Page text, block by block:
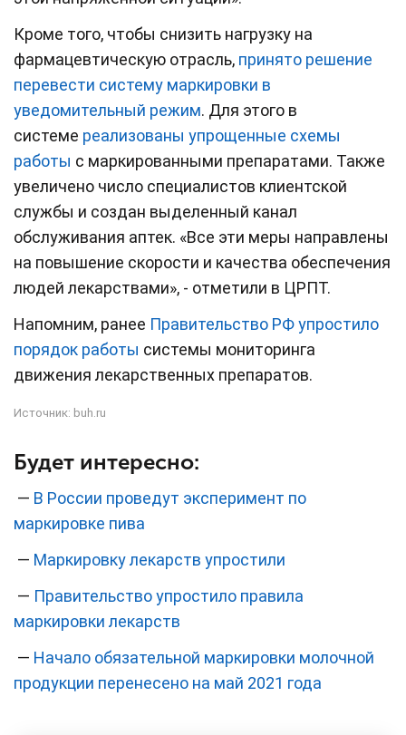
Кроме того, чтобы снизить нагрузку на
фармацевтическую отрасль, принято решение
перевести систему маркировки в
уведомительный режим. Для этого в
системе реализованы упрощенные схемы
работы с маркированными препаратами. Также
увеличено число специалистов клиентской
службы и создан выделенный канал
обслуживания аптек. «Все эти меры направлены
на повышение скорости и качества обеспечения
людей лекарствами», - отметили в ЦРПТ.
Напомним, ранее Правительство РФ упростило
порядок работы системы мониторинга
движения лекарственных препаратов.
Источник: buh.ru
Будет интересно:
— В России проведут эксперимент по
маркировке пива
— Маркировку лекарств упростили
— Правительство упростило правила
маркировки лекарств
— Начало обязательной маркировки молочной
продукции перенесено на май 2021 года